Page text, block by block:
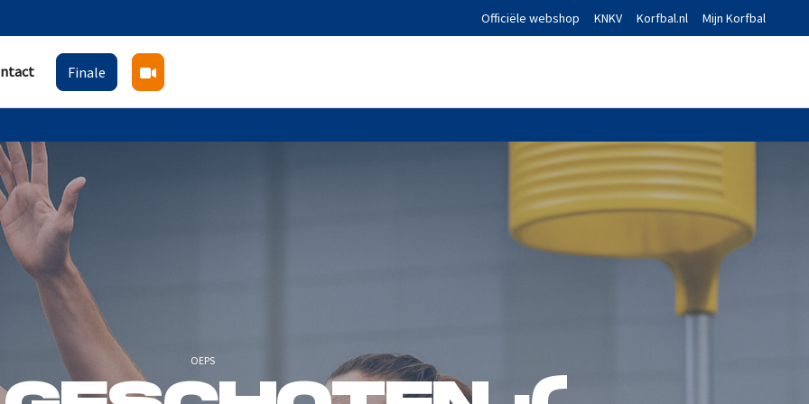
Officiële webshop KNKV Korfbal.nl Mijn Korfbal
Finale
OEPS